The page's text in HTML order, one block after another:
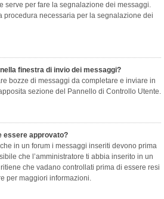
serve per fare la segnalazione dei messaggi.
procedura necessaria per la segnalazione dei
finestra di invio dei messaggi?
bozze di messaggi da completare e inviare in
sezione del Pannello di Controllo Utente.
essere approvato?
in un forum i messaggi inseriti devono prima
che l’amministratore ti abbia inserito in un
che vadano controllati prima di essere resi
per maggiori informazioni.